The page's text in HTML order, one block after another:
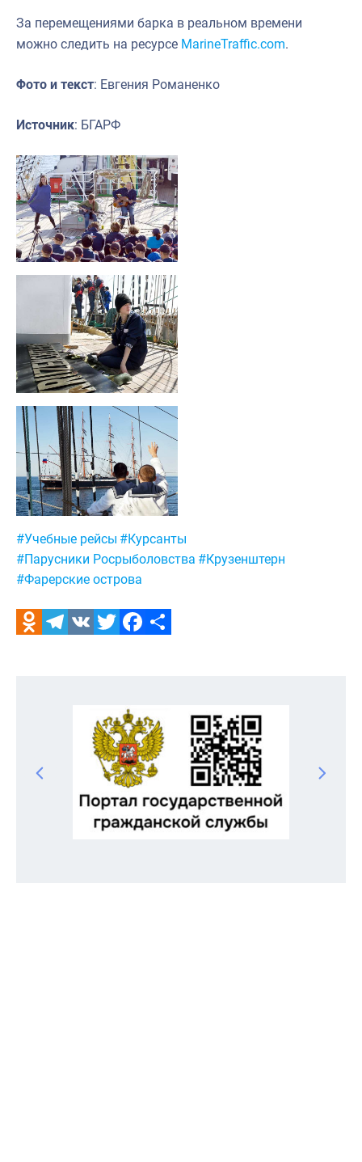
За перемещениями барка в реальном времени
можно следить на ресурсе MarineTraffic.com.
Фото и текст: Евгения Романенко
Источник: БГАРФ
Метки:
#Учебные рейсы #Курсанты
#Парусники Росрыболовства #Крузенштерн
#Фарерские острова